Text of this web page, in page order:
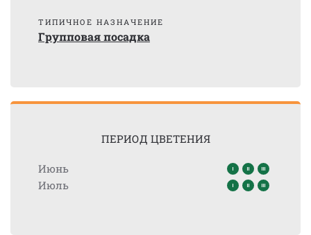
ТИПИЧНОЕ НАЗНАЧЕНИЕ
Групповая посадка
ПЕРИОД ЦВЕТЕНИЯ
Июнь
Июль